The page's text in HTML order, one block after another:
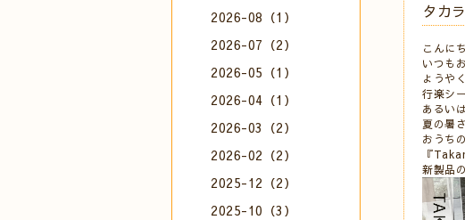
タカ
こんに
いつも
ようや
行楽シ
あるい
夏の暑
おうち
『
新製品
2026-08（1）
2026-07（2）
2026-05（1）
2026-04（1）
2026-03（2）
2026-02（2）
2025-12（2）
2025-10（3）